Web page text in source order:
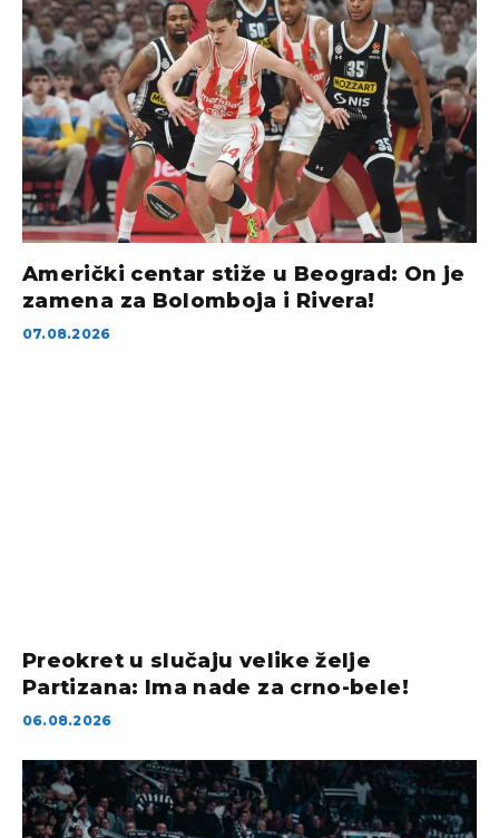
Američki centar stiže u Beograd: On je
zamena za Bolomboja i Rivera!
07.08.2026
Preokret u slučaju velike želje
Partizana: Ima nade za crno-bele!
06.08.2026